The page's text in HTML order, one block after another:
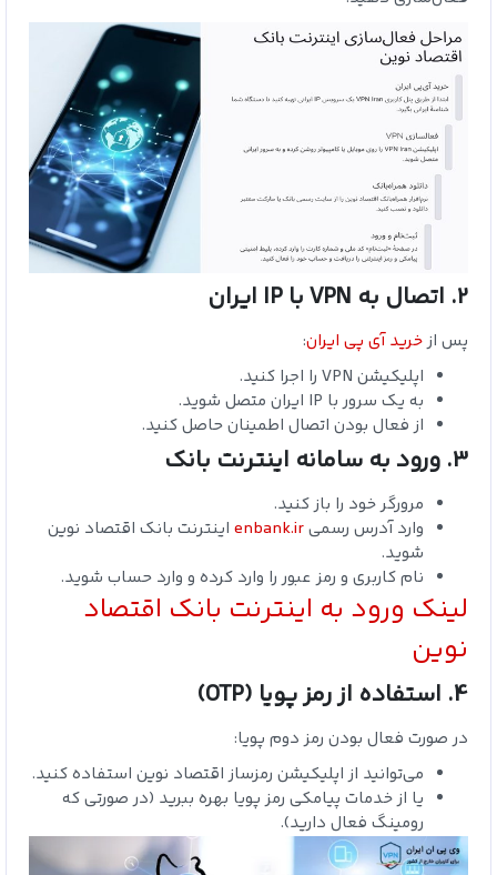
2. اتصال به VPN با IP ایران
پس ازخرید آی پی ایران:
اپلیکیشن VPN را اجرا کنید.
به یک سرور با IP ایران متصل شوید.
از فعال بودن اتصال اطمینان حاصل کنید.
3. ورود به سامانه اینترنت بانک
مرورگر خود را باز کنید.
وارد آدرس رسمیenbank.ir اینترنت بانک اقتصاد نوین
شوید.
نام کاربری و رمز عبور را وارد کرده و وارد حساب شوید.
لینک ورود به اینترنت بانک اقتصاد
نوین
4. استفاده از رمز پویا (OTP)
در صورت فعال بودن رمز دوم پویا:
می‌توانید از اپلیکیشن رمزساز اقتصاد نوین استفاده کنید.
یا از خدمات پیامکی رمز پویا بهره ببرید (در صورتی که
رومینگ فعال دارید).